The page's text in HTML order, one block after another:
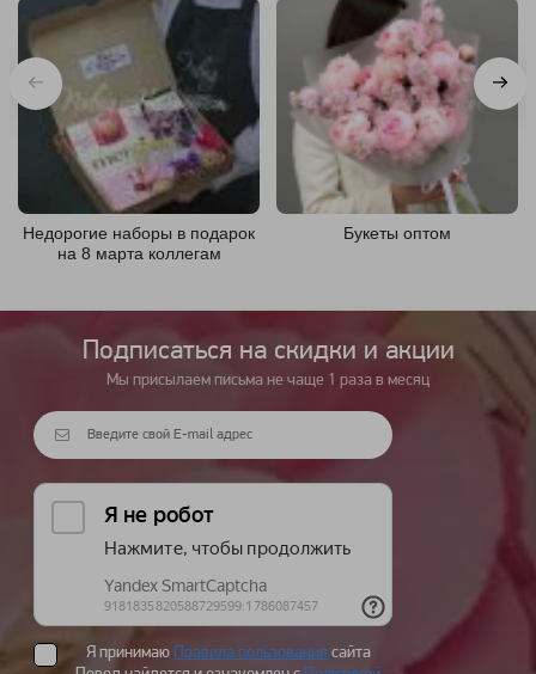
Недорогие наборы в подарок
на 8 марта коллегам
Букеты оптом
Подписаться на cкидки и акции
Мы присылаем письма не чаще 1 раза в месяц
Я принимаю Правила пользования сайта